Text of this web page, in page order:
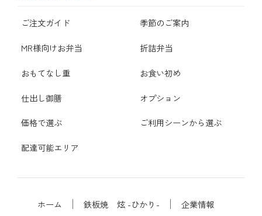
ご注文ガイド 季節のご案内
MR様向けお弁当 折詰弁当
おもてなし重 お食い初め
仕出し御膳 オプション
価格で選ぶ ご利用シーンから選ぶ
配達可能エリア
ホーム 鉄板焼 炫 -ひかり- 企業情報